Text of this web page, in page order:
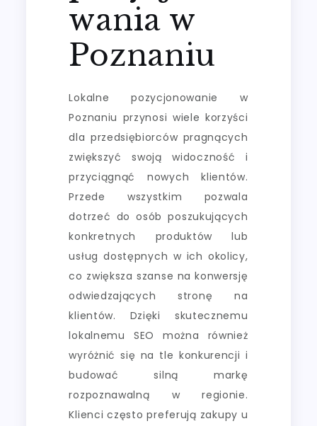
wania w
Poznaniu
Lokalne pozycjonowanie w
Poznaniu przynosi wiele korzyści
dla przedsiębiorców pragnących
zwiększyć swoją widoczność i
przyciągnąć nowych klientów.
Przede wszystkim pozwala
dotrzeć do osób poszukujących
konkretnych produktów lub
usług dostępnych w ich okolicy,
co zwiększa szanse na konwersję
odwiedzających stronę na
klientów. Dzięki skutecznemu
lokalnemu SEO można również
wyróżnić się na tle konkurencji i
budować silną markę
rozpoznawalną w regionie.
Klienci często preferują zakupy u